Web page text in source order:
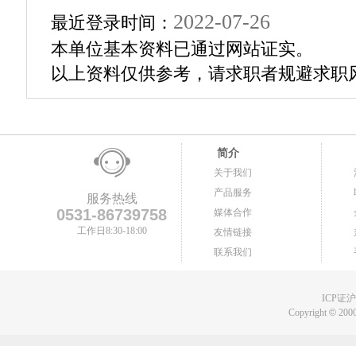
最近登录时间： 2022-07-26
本单位基本资料已通过网站证实。
以上资料仅供参考，请求职者规避求职
服务热线
0531-86739758
工作日8:30-18:00
简介
关于我们
产品服务
媒体合作
友情链接
联系我们
ICP证
Copyright©